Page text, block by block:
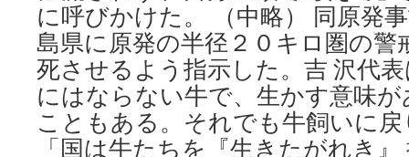
に呼びかけた。 （中略） 同原発
島県に原発の半径２０キロ圏の警
死させるよう指示した。吉 沢代
にはならない牛で、生かす意味
こともある。それでも牛飼いに
「国は牛たちを『生きたがれき